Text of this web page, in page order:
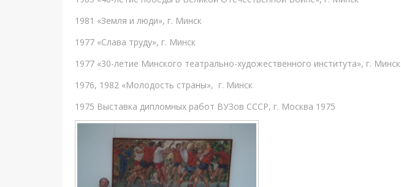
1981 «Земля и люди», г. Минск
1977 «Слава труду», г. Минск
1977 «30-летие Минского театрально-художественного института», г. Минск
1976, 1982 «Молодость страны», г. Минск
1975 Выставка дипломных работ ВУЗов СССР, г. Москва 1975